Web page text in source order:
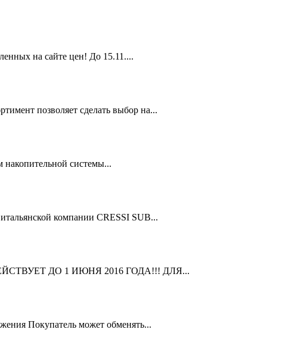
на сайте цен! До 15.11....
позволяет сделать выбор на...
системы...
компании CRESSI SUB...
ДО 1 ИЮНЯ 2016 ГОДА!!! ДЛЯ...
Покупатель может обменять...